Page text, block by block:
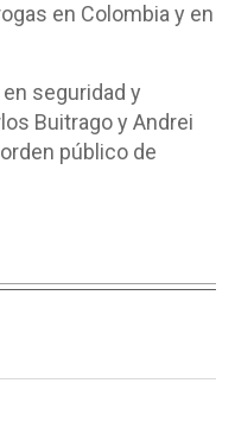
en Colombia y en
seguridad y
Buitrago y Andrei
público de